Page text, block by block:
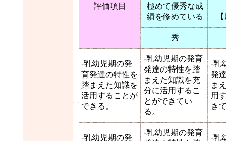
評価項目
極めて優秀な成
績を修めている
秀
-乳幼児期の発
育発達の特性を
踏まえた知識を
活用することが
できる。
-乳幼児期の発育
発達の特性を踏
まえた知識を充
分に活用するこ
とができてい
る。
-乳
発
ま
用
き
-乳幼児期の発
-乳幼児期の発育
-乳